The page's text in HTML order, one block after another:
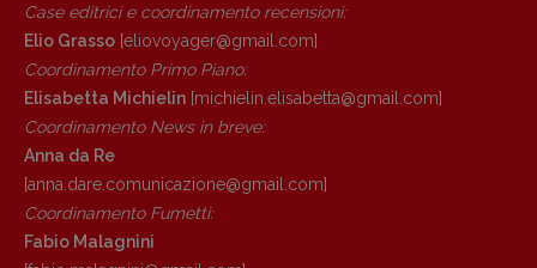
Case editrici e coordinamento recensioni:
Elio Grasso [eliovoyager@gmail.com]
Coordinamento Primo Piano:
Elisabetta Michielin [michielin.elisabetta@gmail.com]
Coordinamento News in breve:
Anna da Re
[anna.dare.comunicazione@gmail. com]
Coordinamento Fumetti:
Fabio Malagnini